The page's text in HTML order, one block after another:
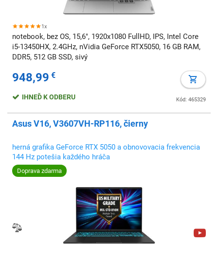
1x
notebook, bez OS, 15,6", 1920x1080 FullHD, IPS, Intel Core
i5-13450HX, 2.4GHz, nVidia GeForce RTX5050, 16 GB RAM,
DDR5, 512 GB SSD, sivý
948,99 €
Kód: 465329
IHNEĎ K ODBERU
Asus V16, V3607VH-RP116, čierny
herná grafika GeForce RTX 5050 a obnovovacia frekvencia
144 Hz potešia každého hráča
Doprava zdarma